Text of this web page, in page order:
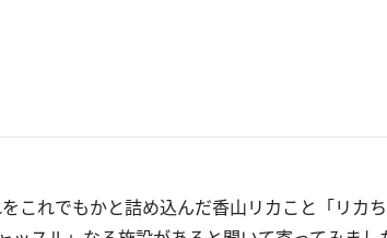
れでもかと詰め込んだ香山リカこと「リカ